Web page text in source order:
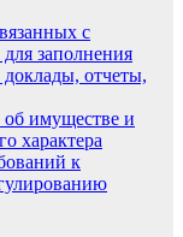
с
заполнения
отчеты,
об имуществе и
характера
к